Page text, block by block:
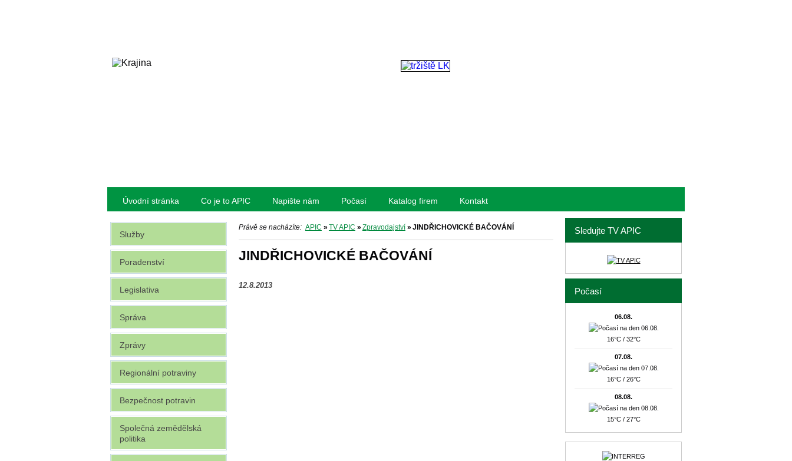
Úvodní stránka Co je to APIC Napište nám Počasí Katalog firem Kontakt
Právě se nacházíte: APIC » TV APIC » Zpravodajství» JINDŘICHOVICKÉ BAČOVÁNÍ
JINDŘICHOVICKÉ BAČOVÁNÍ
12.8.2013
Služby
Poradenství
Legislativa
Správa
Zprávy
Regionální potraviny
Bezpečnost potravin
Společná zemědělská
politika
Sledujte TV APIC
Počasí
06.08.
16°C / 32°C
07.08.
16°C / 26°C
08.08.
15°C / 27°C